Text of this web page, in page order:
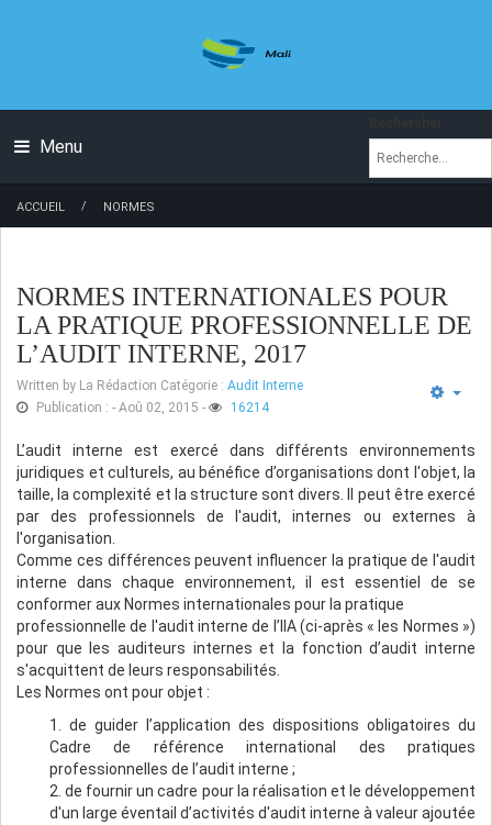
Menu
ACCUEIL / NORMES
NORMES INTERNATIONALES POUR
LA PRATIQUE PROFESSIONNELLE DE
L’AUDIT INTERNE, 2017
Written by La Rédaction Catégorie : Audit Interne
Publication : - Aoû 02, 2015 - 16214
L’audit interne est exercé dans différents environnements
juridiques et culturels, au bénéfice d’organisations dont l'objet, la
taille, la complexité et la structure sont divers. Il peut être exercé
par des professionnels de l'audit, internes ou externes à
l'organisation.
Comme ces différences peuvent influencer la pratique de l'audit
interne dans chaque environnement, il est essentiel de se
conformer aux Normes internationales pour la pratique
professionnelle de l'audit interne de l’IIA (ci-après « les Normes »)
pour que les auditeurs internes et la fonction d’audit interne
s'acquittent de leurs responsabilités.
Les Normes ont pour objet :
1. de guider l’application des dispositions obligatoires du
Cadre de référence international des pratiques
professionnelles de l’audit interne ;
2. de fournir un cadre pour la réalisation et le développement
d'un large éventail d’activités d'audit interne à valeur ajoutée